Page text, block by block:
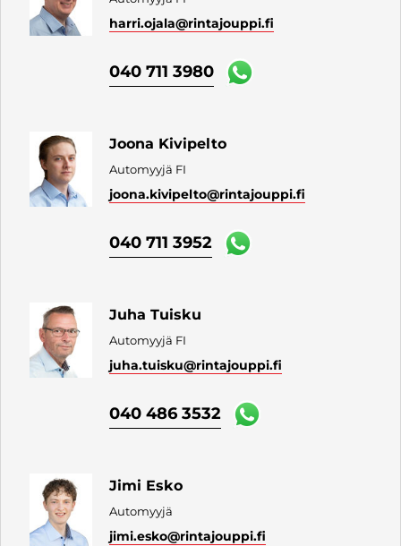
harri.ojala@rintajouppi.fi
040 711 3980
Joona Kivipelto
Automyyjä FI
joona.kivipelto@rintajouppi.fi
040 711 3952
Juha Tuisku
Automyyjä FI
juha.tuisku@rintajouppi.fi
040 486 3532
Jimi Esko
Automyyjä
jimi.esko@rintajouppi.fi